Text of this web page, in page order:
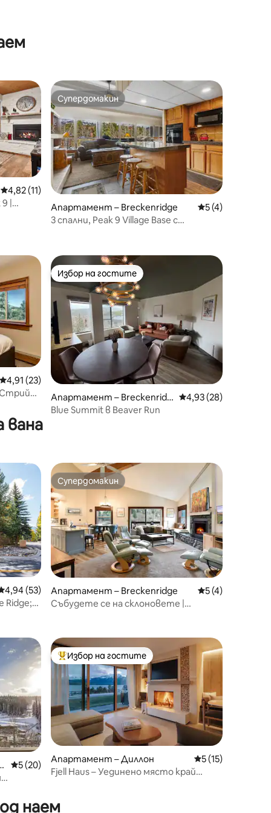
Средна оценка: 4,82 от 5, 11 отзива
4,82 (11)
|
Супердомакин
Супердомакин
Апартамент – Breckenridge Средна оценка:
5 (4)
3 спални, Peak 9 Village Base с
Средна оценка: 4,91 от 5, 23 отзива
4,91 (23)
Стрийт
Избор на гостите
Избор на гостите
Апартамент – Breckenridg
e
Средна оценка:
4,93 (28)
Blue Summit в Beaver Run
вана
оценка: 4,94 от 5, 53 отзива
4,94 (53)
Ridge;
Супердомакин
Супердомакин
Апартамент – Breckenridge Средна оценка:
5 (4)
Събудете се на склоновете |
Средна оценка: 5 от 5, 20 отзива
5 (20)
Най-популярен избор на гостите
Избор на гостите
Апартамент – Диллон Средна оценка:
5 (15)
Fjell Haus – Уединено място край
наем